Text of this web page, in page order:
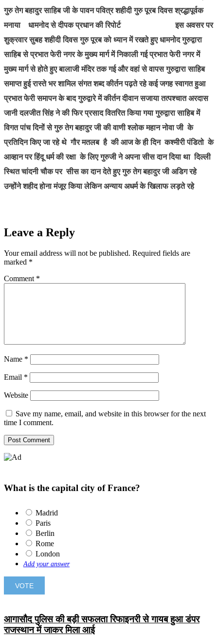
गुरु तेग बहादुर साहिब जी के पावन पवित्र शहीदी गुरु पूरब दिवस श्रद्धापूर्वक
मनाया धामनोद से दीपक प्रधान की रिपोर्ट इस अवसर पर
शुक्रवार सुबह शहीदी दिवस गुरु पूरब को ध्यान में रखते हुए धामनोद गुरुद्वारा
साहिब से प्रभात फेरी नगर के मुख्य मार्ग में निकाली गई प्रभात फेरी नगर में
मुख्य मार्ग से होते हुए बालाजी मंदिर तक गई और वहां से वापस गुरुद्वारा साहिब
समाप्त हुई रास्ते भर शामिल संगत शब्द कीर्तन पढ़ते रहे कई जगह स्वागत हुआ
प्रभात फेरी समापन के बाद गुरुद्वारे में कीर्तन दीवान सजाया तत्पश्चात अरदास
जानी दलजीत सिंह ने की फिर प्रसाद वितरित किया गया गुरुद्वारा साहिब में
विगत पांच दिनों से गुरु तेग बहादुर जी की वाणी श्लोक महान नोवा जी के
प्रतिदिन किए जा रहे थे गौर मतलब है की आज के ही दिन कश्मीरी पंडितो के
आव्हान पर हिंदू धर्म की रक्षा के लिए गुरुजी ने अपना सीस दान दिया था दिल्ली
स्थित चांदनी चौक पर सीस का दान देते हुए गुरु तेग बहादुर जी अडिग रहे
उन्होंने शहीद होना मंजूर किया लेकिन अन्याय अधर्म के खिलाफ लड़ते रहे
Leave a Reply
Your email address will not be published. Required fields are
marked *
Comment *
Name *
Email *
Website
Save my name, email, and website in this browser for the next
time I comment.
What is the capital city of France?
Madrid
Paris
Berlin
Rome
London
Add your answer
आगासौद पुलिस की बड़ी सफलता रिफाइनरी से गायब हुआ डंपर
राजस्थान में जाकर मिला आई